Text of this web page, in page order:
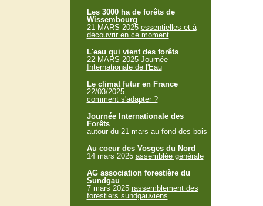
Les 3000 ha de forêts de
Wissembourg
21 MARS 2025 essentielles et à
découvrir en ce moment
L'eau qui vient des forêts
22 MARS 2025 Journée
Internationale de l'Eau
Le climat futur en France
22/03/2025
comment s'adapter ?
Journée Internationale des
Forêts
autour du 21 mars au fond des bois
Au coeur des Vosges du Nord
14 mars 2025 assemblée générale
AG association forestière du
Sundgau
7 mars 2025 rassemblement des
forestiers sundgauviens